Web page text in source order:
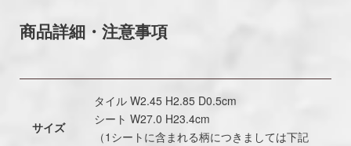
商品詳細・注意事項
サイズ
タイル W2.45 H2.85 D0.5cm
シート W27.0 H23.4cm
（1シートに含まれる柄につきましては下記